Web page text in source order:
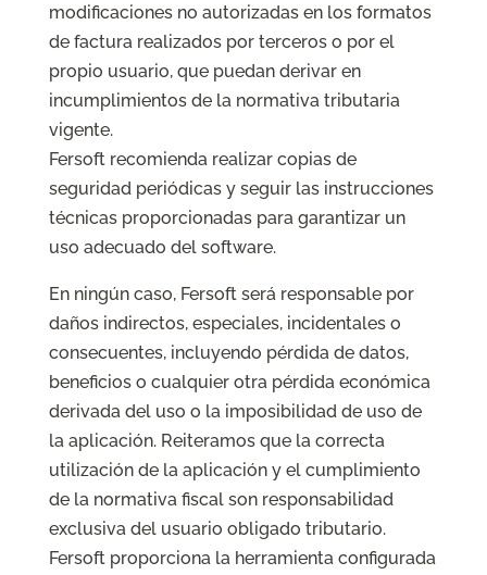
modificaciones no autorizadas en los formatos
de factura realizados por terceros o por el
propio usuario, que puedan derivar en
incumplimientos de la normativa tributaria
vigente.
Fersoft recomienda realizar copias de
seguridad periódicas y seguir las instrucciones
técnicas proporcionadas para garantizar un
uso adecuado del software.
En ningún caso, Fersoft será responsable por
daños indirectos, especiales, incidentales o
consecuentes, incluyendo pérdida de datos,
beneficios o cualquier otra pérdida económica
derivada del uso o la imposibilidad de uso de
la aplicación. Reiteramos que la correcta
utilización de la aplicación y el cumplimiento
de la normativa fiscal son responsabilidad
exclusiva del usuario obligado tributario.
Fersoft proporciona la herramienta configurada